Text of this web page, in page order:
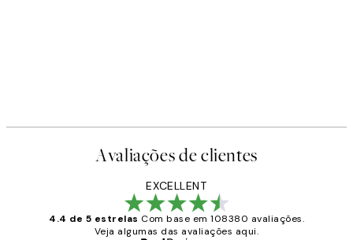
Avaliações de clientes
EXCELLENT
4.4 de 5 estrelas Com base em 108380 avaliações.
Veja algumas das avaliações aqui.